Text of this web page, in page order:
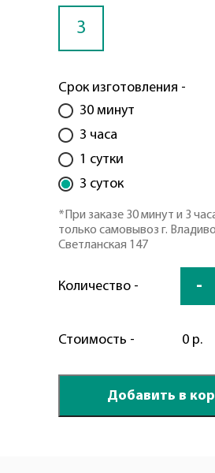
3
Срок изготовления -
30 минут
3 часа
1 сутки
3 суток
*При заказе 30 минут и 3
только самовывоз г.
Светланская 147
Количество - -
Стоимость - 0 р.